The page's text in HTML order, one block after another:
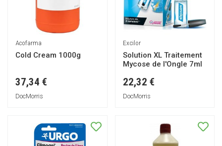
Acofarma
Cold Cream 1000g
37,34 €
DocMorris
Excilor
Solution XL Traitement
Mycose de l'Ongle 7ml
22,32 €
DocMorris